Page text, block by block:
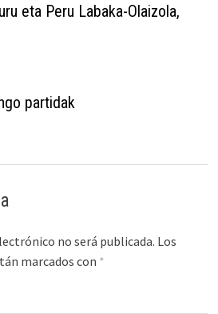
eta Peru Labaka-Olaizola,
partidak
no será publicada. Los
marcados con *